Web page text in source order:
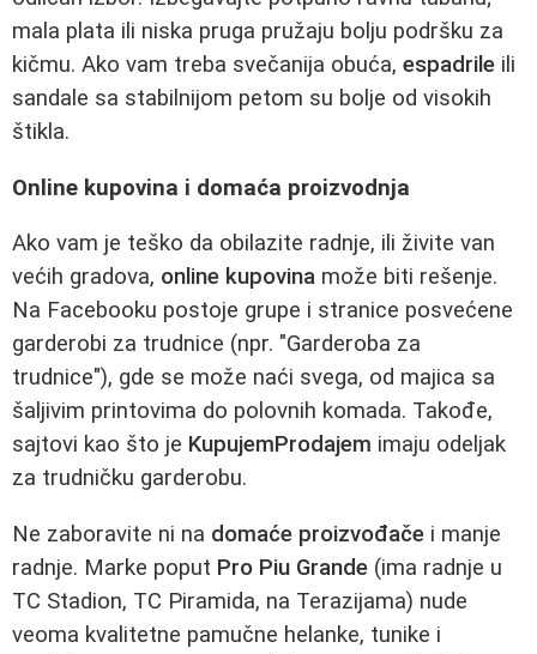
mala plata ili niska pruga pružaju bolju podršku za
kičmu. Ako vam treba svečanija obuća, espadrile ili
sandale sa stabilnijom petom su bolje od visokih
štikla.
Online kupovina i domaća proizvodnja
Ako vam je teško da obilazite radnje, ili živite van
većih gradova, online kupovina može biti rešenje.
Na Facebooku postoje grupe i stranice posvećene
garderobi za trudnice (npr. "Garderoba za
trudnice"), gde se može naći svega, od majica sa
šaljivim printovima do polovnih komada. Takođe,
sajtovi kao što je KupujemProdajem imaju odeljak
za trudničku garderobu.
Ne zaboravite ni na domaće proizvođače i manje
radnje. Marke poput Pro Piu Grande (ima radnje u
TC Stadion, TC Piramida, na Terazijama) nude
veoma kvalitetne pamučne helanke, tunike i